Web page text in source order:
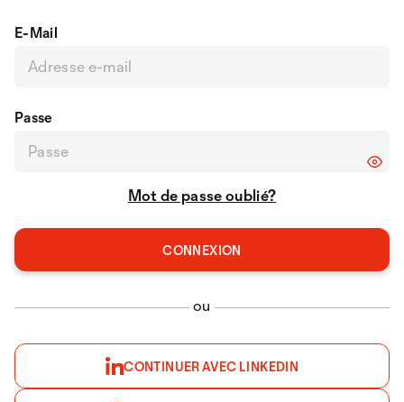
E-Mail
Passe
Mot de passe oublié?
ou
CONTINUER AVEC LINKEDIN